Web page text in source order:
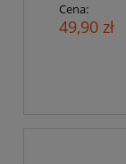
Cena:
49,90 zł